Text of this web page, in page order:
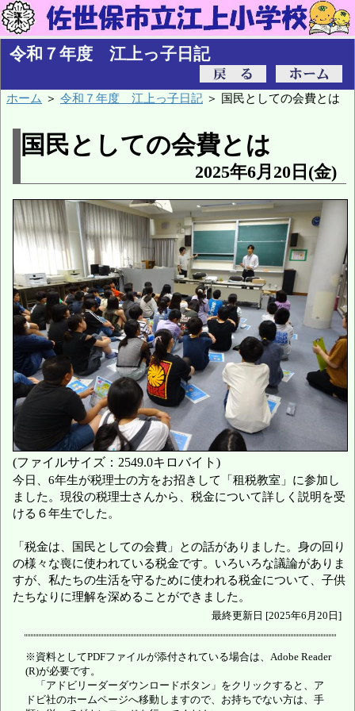
令和７年度 江上っ子日記
ホーム ＞ 令和７年度 江上っ子日記 ＞ 国民としての会費とは
国民としての会費とは
2025年6月20日(金)
(ファイルサイズ：2549.0キロバイト)
今日、6年生が税理士の方をお招きして「租税教室」に参加し
ました。現役の税理士さんから、税金について詳しく説明を受
ける６年生でした。
「税金は、国民としての会費」との話がありました。身の回り
の様々な喪に使われている税金です。いろいろな議論がありま
すが、私たちの生活を守るために使われる税金について、子供
たちなりに理解を深めることができました。
最終更新日 [2025年6月20日]
※資料としてPDFファイルが添付されている場合は、Adobe Reader
(R)が必要です。
「アドビリーダーダウンロードボタン」をクリックすると、ア
ドビ社のホームページへ移動しますので、お持ちでない方は、手